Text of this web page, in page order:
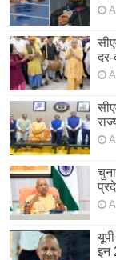
दर-
इन